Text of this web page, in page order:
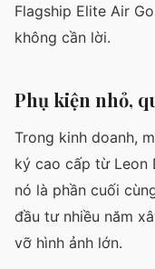
Flagship Elite Air
không cần lời.
Phụ kiện nhỏ,
Trong kinh doanh,
ký cao cấp từ
nó là phần cuối
đầu tư nhiều năm
vỡ hình ảnh lớn.